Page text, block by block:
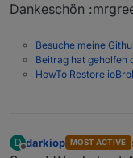
npm WARN optional
optional
Dankeschön
Besuche meine
Beitrag hat geholfen
HowTo Restore
D
Offline
darkiop MOST ACTIVE